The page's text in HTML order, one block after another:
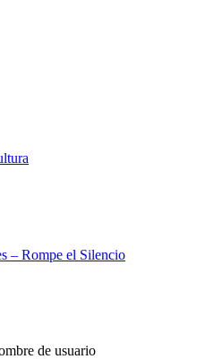
– Rompe el Silencio
de usuario